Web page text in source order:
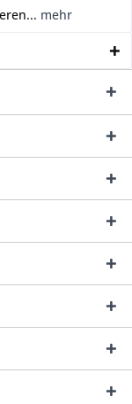
mehr